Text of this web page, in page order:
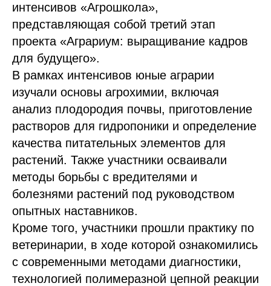
интенсивов «Агрошкола»,
представляющая собой третий этап
проекта «Аграриум: выращивание кадров
для будущего».
В рамках интенсивов юные аграрии
изучали основы агрохимии, включая
анализ плодородия почвы, приготовление
растворов для гидропоники и определение
качества питательных элементов для
растений. Также участники осваивали
методы борьбы с вредителями и
болезнями растений под руководством
опытных наставников.
Кроме того, участники прошли практику по
ветеринарии, в ходе которой ознакомились
с современными методами диагностики,
технологией полимеразной цепной реакции